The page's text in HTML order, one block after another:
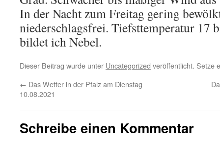
In der Nacht zum Freitag gering
niederschlagsfrei. Tiefsttemperatur 17
bildet ich Nebel.
Dieser Beitrag wurde unter Uncategorized veröffentlicht. Setze
← Das Wetter in der Pfalz am Dienstag
10.08.2021
Schreibe einen Kommentar